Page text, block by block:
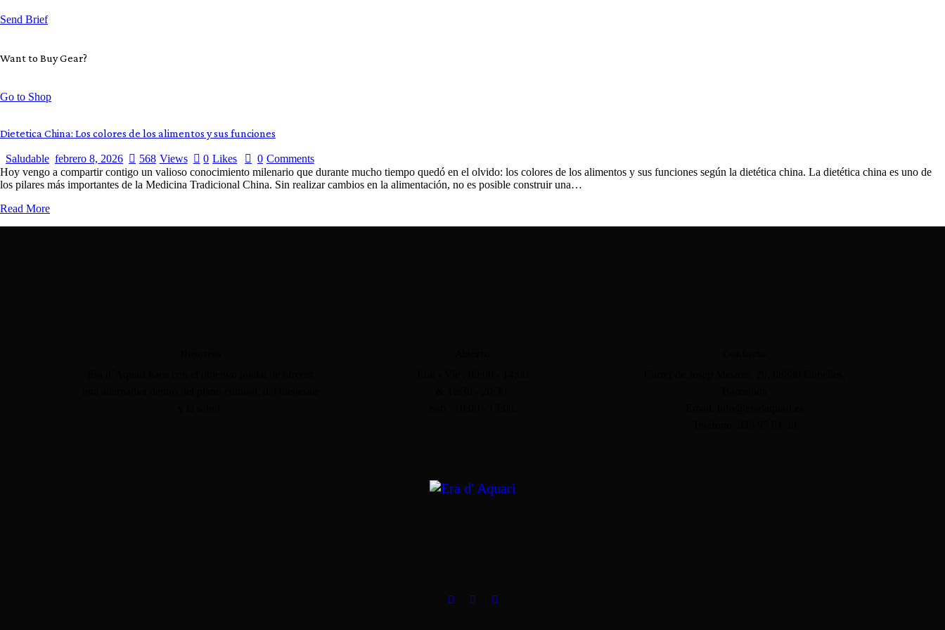
Send Brief
Want to Buy Gear?
Go to Shop
Dietetica China: Los colores de los alimentos y sus funciones
Saludable febrero 8, 2026 568 Views 0 Likes 0 Comments
Hoy vengo a compartir contigo un valioso conocimiento milenario que durante mucho tiempo quedó en el olvido: los colores de los alimentos y sus funciones según la dietética china. La dietética china es uno de
los pilares más importantes de la Medicina Tradicional China. Sin realizar cambios en la alimentación, no es posible construir una…
Read More